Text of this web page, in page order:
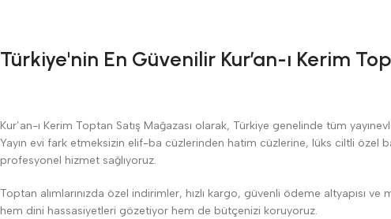
Türkiye'nin En Güvenilir Kur’an-ı Kerim
Kur’an-ı Kerim Toptan Satış Mağazası olarak, Türkiye genelinde tüm
Yayın evi fark etmeksizin elif-ba cüzlerinden hatim cüzlerine, lüks ciltli özel
profesyonel hizmet sağlıyoruz.
Toptan alımlarınızda özel indirimler, hızlı kargo, güvenli ödeme altyapısı ve
hem dini hassasiyetleri gözetiyor hem de bütçenizi koruyoruz.